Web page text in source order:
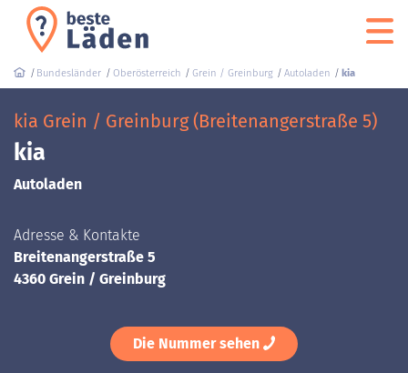
Bundesländer Oberösterreich Grein / Greinburg Autoladen kia
kia Grein / Greinburg (Breitenangerstraße 5)
kia
Autoladen
Adresse & Kontakte
Breitenangerstraße 5
4360 Grein / Greinburg
Die Nummer sehen